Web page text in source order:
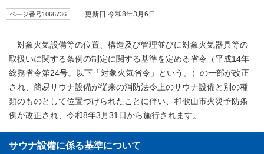
ページ番号1066736 更新日 令和8年3月6日
対象火気設備等の位置、構造及び管理並びに対象火気器具等の
取扱いに関する条例の制定に関する基準を定める省令（平成14年
総務省令第24号。以下「対象火気省令」という。）の一部が改正
され、簡易サウナ設備が従来の消防法令上のサウナ設備と別の種
類のものとして位置づけられたことに伴い、和歌山市火災予防条
例が改正され、令和8年3月31日から施行されます。
サウナ設備に係る基準について